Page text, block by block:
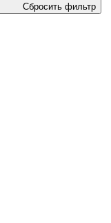
Сбросить фильтр